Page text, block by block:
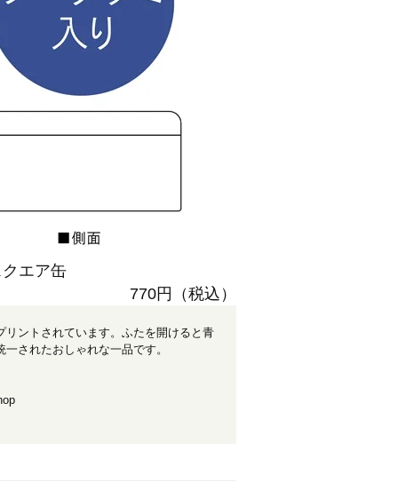
エア缶
770円（税込）
ントされています。ふたを開けると青
されたおしゃれな一品です。